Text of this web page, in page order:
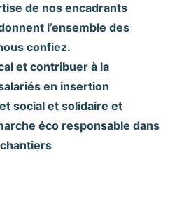
de nos encadrants
l’ensemble des
confiez.
et contribuer à la
en insertion
social et solidaire et
éco responsable dans